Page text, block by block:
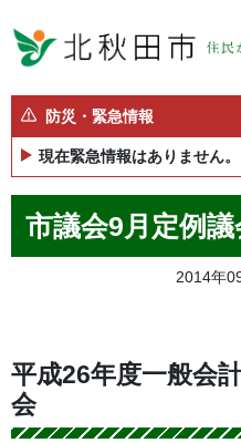
防災・緊急情報
現在緊急情報はありません。
市議会9月定例議
2014年
平成26年度一般会
会